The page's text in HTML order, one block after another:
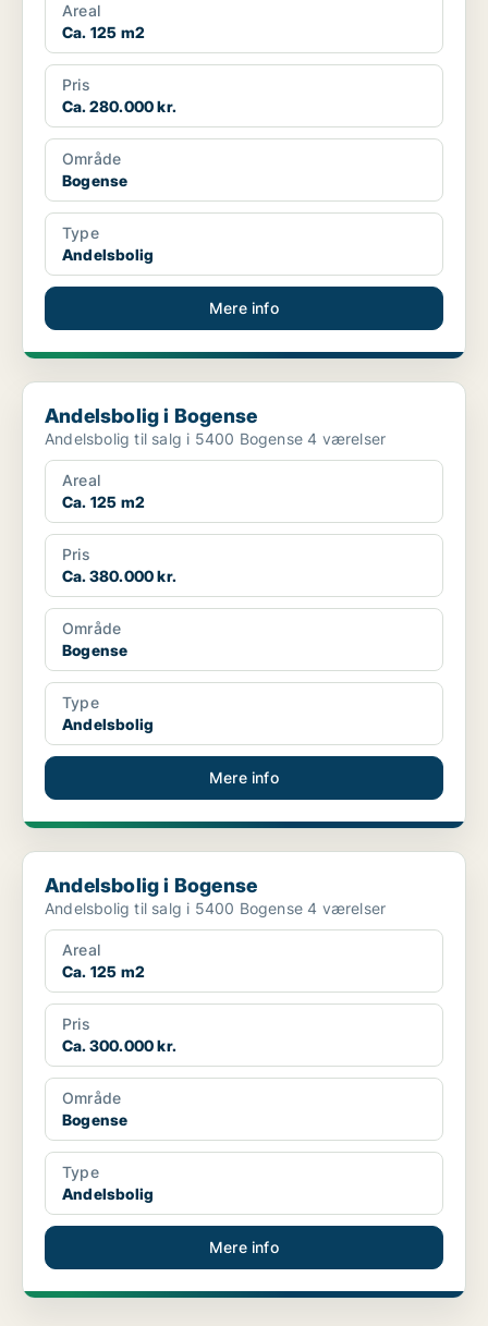
Areal
Ca. 125 m2
Pris
Ca. 280.000 kr.
Område
Bogense
Type
Andelsbolig
Mere info
Andelsbolig i Bogense
Andelsbolig i Bogense
Andelsbolig til salg i 5400 Bogense 4 værelser
Areal
Ca. 125 m2
Pris
Ca. 380.000 kr.
Område
Bogense
Type
Andelsbolig
Mere info
Andelsbolig i Bogense
Andelsbolig i Bogense
Andelsbolig til salg i 5400 Bogense 4 værelser
Areal
Ca. 125 m2
Pris
Ca. 300.000 kr.
Område
Bogense
Type
Andelsbolig
Mere info